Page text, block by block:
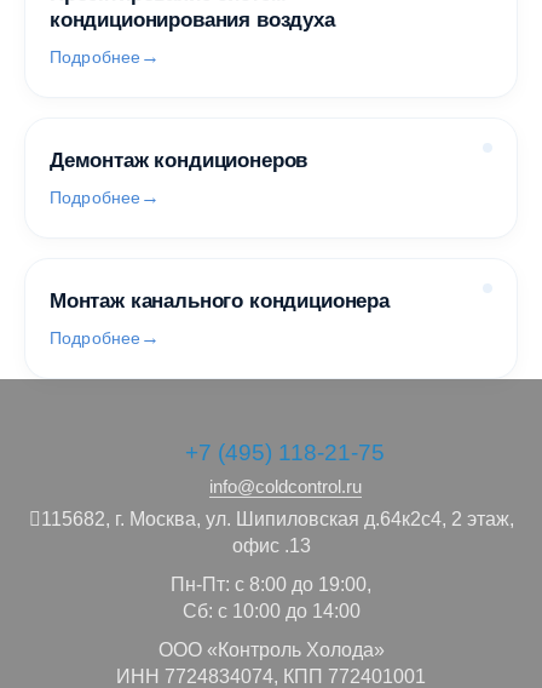
кондиционирования воздуха
Подробнее
Демонтаж кондиционеров
Подробнее
Монтаж канального кондиционера
Подробнее
+7 (495) 118-21-75
info@coldcontrol.ru
115682, г. Москва, ул. Шипиловская д.64к2с4, 2 этаж,
офис .13
Пн-Пт: с 8:00 до 19:00,
Сб: с 10:00 до 14:00
ООО «Контроль Холода»
ИНН 7724834074, КПП 772401001